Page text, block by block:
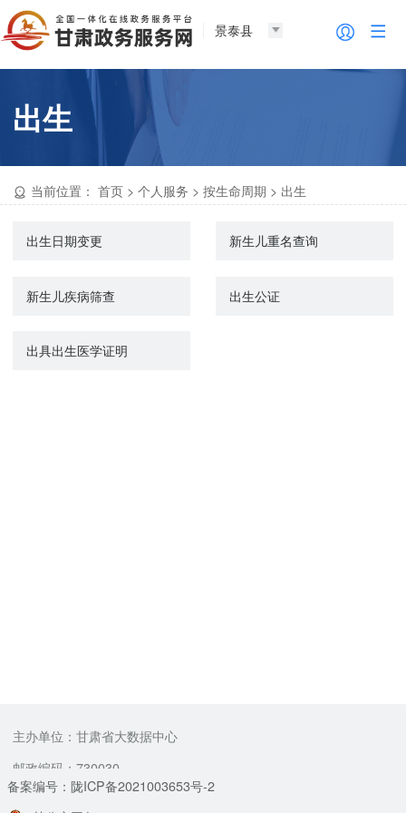
景泰县
出生
当前位置： 首页 >个人服务 >按生命周期 > 出生
出生日期变更 新生儿重名查询
新生儿疾病筛查 出生公证
出具出生医学证明
主办单位：甘肃省大数据中心
邮政编码：730030
备案编号：陇ICP备2021003653号-2